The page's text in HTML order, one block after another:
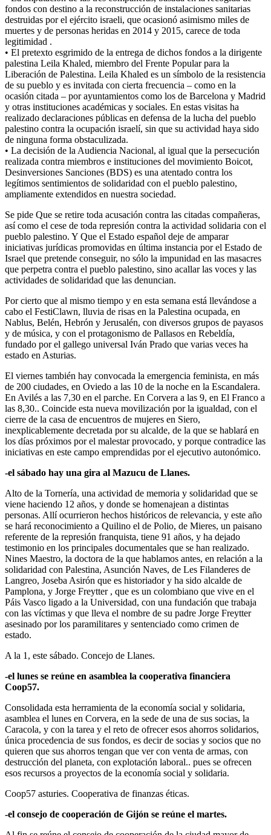
fondos con destino a la reconstrucción de instalaciones sanitarias
destruidas por el ejército israeli, que ocasionó asimismo miles de
muertes y de personas heridas en 2014 y 2015, carece de toda
legitimidad .
• El pretexto esgrimido de la entrega de dichos fondos a la dirigente
palestina Leila Khaled, miembro del Frente Popular para la
Liberación de Palestina. Leila Khaled es un símbolo de la resistencia
de su pueblo y es invitada con cierta frecuencia – como en la
ocasión citada – por ayuntamientos como los de Barcelona y Madrid
y otras instituciones académicas y sociales. En estas visitas ha
realizado declaraciones públicas en defensa de la lucha del pueblo
palestino contra la ocupación israelí, sin que su actividad haya sido
de ninguna forma obstaculizada.
• La decisión de la Audiencia Nacional, al igual que la persecución
realizada contra miembros e instituciones del movimiento Boicot,
Desinversiones Sanciones (BDS) es una atentado contra los
legítimos sentimientos de solidaridad con el pueblo palestino,
ampliamente extendidos en nuestra sociedad.
Se pide Que se retire toda acusación contra las citadas compañeras,
así como el cese de toda represión contra la actividad solidaria con el
pueblo palestino. Y Que el Estado español deje de amparar
iniciativas jurídicas promovidas en última instancia por el Estado de
Israel que pretende conseguir, no sólo la impunidad en las masacres
que perpetra contra el pueblo palestino, sino acallar las voces y las
actividades de solidaridad que las denuncian.
Por cierto que al mismo tiempo y en esta semana está llevándose a
cabo el FestiClawn, lluvia de risas en la Palestina ocupada, en
Nablus, Belén, Hebrón y Jerusalén, con diversos grupos de payasos
y de música, y con el protagonismo de Pallasos en Rebeldía,
fundado por el gallego universal Iván Prado que varias veces ha
estado en Asturias.
El viernes también hay convocada la emergencia feminista, en más
de 200 ciudades, en Oviedo a las 10 de la noche en la Escandalera.
En Avilés a las 7,30 en el parche. En Corvera a las 9, en El Franco a
las 8,30.. Coincide esta nueva movilización por la igualdad, con el
cierre de la casa de encuentros de mujeres en Siero,
inexplicablemente decretada por su alcalde, de la que se hablará en
los días próximos por el malestar provocado, y porque contradice las
iniciativas en este campo emprendidas por el ejecutivo autonómico.
-el sábado hay una gira al Mazucu de Llanes.
Alto de la Tornería, una actividad de memoria y solidaridad que se
viene haciendo 12 años, y donde se homenajean a distintas
personas. Allí ocurrieron hechos históricos de relevancia, y este año
se hará reconocimiento a Quilino el de Polio, de Mieres, un paisano
referente de la represión franquista, tiene 91 años, y ha dejado
testimonio en los principales documentales que se han realizado.
Nines Maestro, la doctora de la que hablamos antes, en relación a la
solidaridad con Palestina, Asunción Naves, de Les Filanderes de
Langreo, Joseba Asirón que es historiador y ha sido alcalde de
Pamplona, y Jorge Freytter , que es un colombiano que vive en el
Páis Vasco ligado a la Universidad, con una fundación que trabaja
con las víctimas y que lleva el nombre de su padre Jorge Freytter
asesinado por los paramilitares y sentenciado como crimen de
estado.
A la 1, este sábado. Concejo de Llanes.
-el lunes se reúne en asamblea la cooperativa financiera
Coop57.
Consolidada esta herramienta de la economía social y solidaria,
asamblea el lunes en Corvera, en la sede de una de sus socias, la
Caracola, y con la tarea y el reto de ofrecer esos ahorros solidarios,
única procedencia de sus fondos, es decir de socias y socios que no
quieren que sus ahorros tengan que ver con venta de armas, con
destrucción del planeta, con explotación laboral.. pues se ofrecen
esos recursos a proyectos de la economía social y solidaria.
Coop57 asturies. Cooperativa de finanzas éticas.
-el consejo de cooperación de Gijón se reúne el martes.